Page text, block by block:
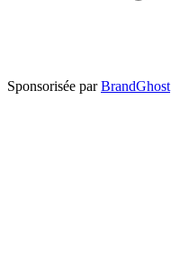
Sponsorisée par BrandGhost